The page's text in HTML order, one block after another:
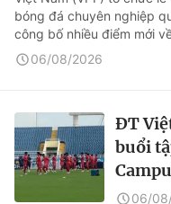
bóng đá chuyên nghiệp
công bố nhiều điểm mới
06/08/2026
ĐT
buổi
06/